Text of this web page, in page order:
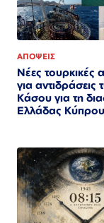
ΑΠΟΨΕΙΣ
Νέες τουρκικές
για αντιδράσεις
Κάσου για τη
Ελλάδας